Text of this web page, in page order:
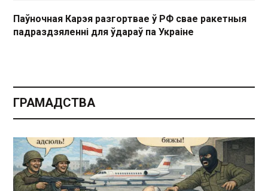
Паўночная Карэя разгортвае ў РФ свае ракетныя
падраздзяленні для ўдараў па Украіне
ГРАМАДСТВА